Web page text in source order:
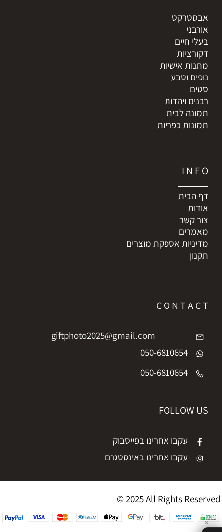
אבסטרקט
אורבני
בעלי חיים
דקורציות
מתנות אישיות
נופים וטבע
סטים
רבנים ויהדות
תמונה לבית
תמונות כפריות
I N F O
דף הבית
אודות
צור קשר
מאמרים
מדיניות אספקת מוצרים
תקנון
C O N T A C T
giftphoto2025@gmail.com
050-6810654
050-6810654
FOLLOW US
עקבו אחרינו בפייסבוק
עקבו אחרינו באינסטגרם
© 2025 All Rights Reserved
✕